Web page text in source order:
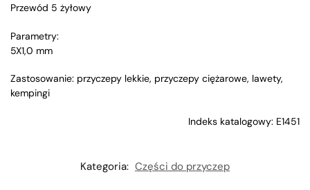
Przewód 5 żyłowy
Parametry:
5X1,0 mm
Zastosowanie: przyczepy lekkie, przyczepy ciężarowe, lawety,
kempingi
Indeks katalogowy: E1451
Kategoria: Części do przyczep